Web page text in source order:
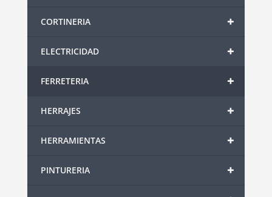
+
CORTINERIA
+
ELECTRICIDAD
+
FERRETERIA
+
HERRAJES
+
HERRAMIENTAS
+
PINTURERIA